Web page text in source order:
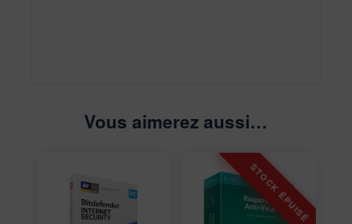
Vous aimerez aussi…